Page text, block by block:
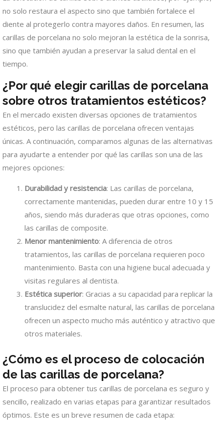
no solo restaura el aspecto sino que también fortalece el
diente al protegerlo contra mayores daños. En resumen, las
carillas de porcelana no solo mejoran la estética de la sonrisa,
sino que también ayudan a preservar la salud dental en el
tiempo.
¿Por qué elegir carillas de porcelana
sobre otros tratamientos estéticos?
En el mercado existen diversas opciones de tratamientos
estéticos, pero las carillas de porcelana ofrecen ventajas
únicas. A continuación, comparamos algunas de las alternativas
para ayudarte a entender por qué las carillas son una de las
mejores opciones:
Durabilidad y resistencia: Las carillas de porcelana,
correctamente mantenidas, pueden durar entre 10 y 15
años, siendo más duraderas que otras opciones, como
las carillas de composite.
Menor mantenimiento: A diferencia de otros
tratamientos, las carillas de porcelana requieren poco
mantenimiento. Basta con una higiene bucal adecuada y
visitas regulares al dentista.
Estética superior: Gracias a su capacidad para replicar la
translucidez del esmalte natural, las carillas de porcelana
ofrecen un aspecto mucho más auténtico y atractivo que
otros materiales.
¿Cómo es el proceso de colocación
de las carillas de porcelana?
El proceso para obtener tus carillas de porcelana es seguro y
sencillo, realizado en varias etapas para garantizar resultados
óptimos. Este es un breve resumen de cada etapa: